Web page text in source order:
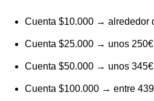
Cuenta $10.000 → alrededor
Cuenta $25.000 → unos 250€
Cuenta $50.000 → unos 345€
Cuenta $100.000 → entre